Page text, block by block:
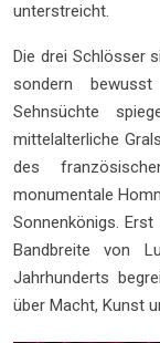
unterstreicht.
Die drei Schlösser
sondern
Sehnsüchte
mittelalterliche
des
monumentale
Sonnenkönigs.
Bandbreite von
Jahrhunderts
über Macht, Kunst